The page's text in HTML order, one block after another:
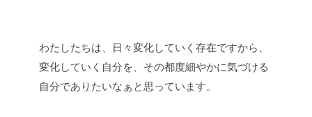
わたしたちは、日々変化していく存在ですから、
変化していく自分を、その都度細やかに気づける
自分でありたいなぁと思っています。